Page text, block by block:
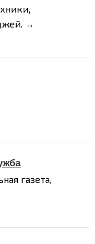
→
газета,